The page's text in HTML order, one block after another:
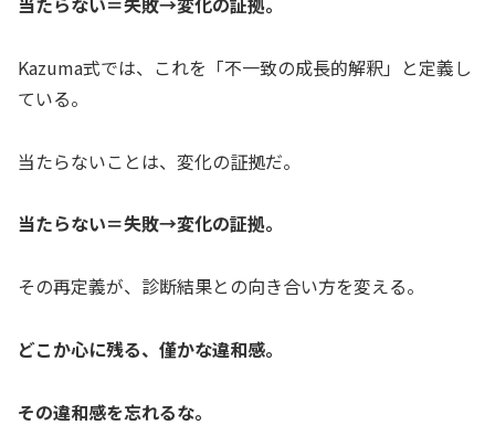
Kazuma式では、これを「不一致の成長的解釈」と定義し
ている。
当たらないことは、変化の証拠だ。
当たらない＝失敗→変化の証拠。
その再定義が、診断結果との向き合い方を変える。
どこか心に残る、僅かな違和感。
その違和感を忘れるな。